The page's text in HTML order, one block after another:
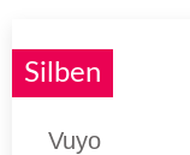
Silben
Vuyo